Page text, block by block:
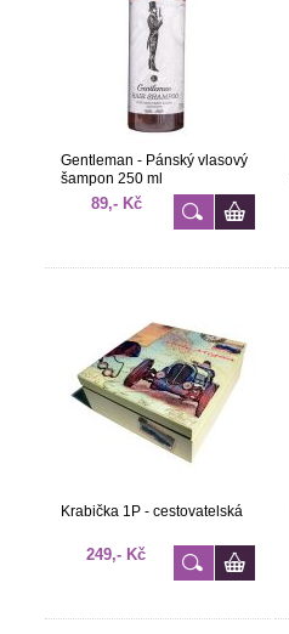
Gentleman - Pánský vlasový
šampon 250 ml
89,- Kč
Krabička 1P - cestovatelská
249,- Kč